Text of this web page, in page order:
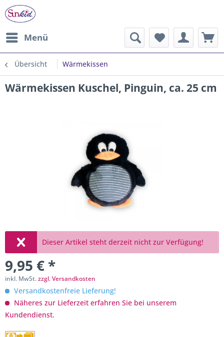
Menü
Übersicht Wärmekissen
Wärmekissen Kuschel, Pinguin, ca. 25 cm
Dieser Artikel steht derzeit nicht zur Verfügung!
9,95 € *
inkl. MwSt.zzgl. Versandkosten
Versandkostenfreie Lieferung!
Näheres zur Lieferzeit erfahren Sie bei unserem
Kundendienst.